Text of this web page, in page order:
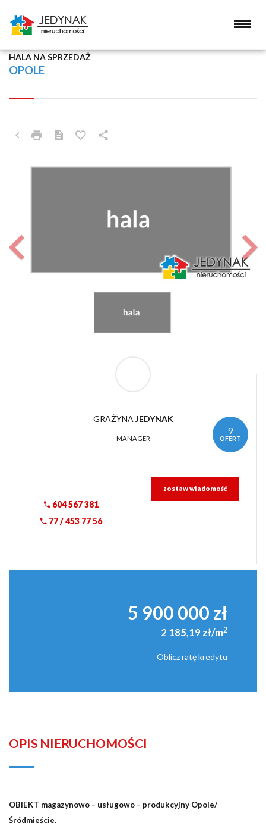
OPOLE
HALA NA SPRZEDAŻ
9
OFERT
GRAŻYNA JEDYNAK
MANAGER
604 567 381
77 / 453 77 56
zostaw wiadomość
5 900 000 zł
2 185,19 zł/m2
Oblicz ratę kredytu
OPIS NIERUCHOMOŚCI
OBIEKT magazynowo – usługowo – produkcyjny Opole/
Śródmieście.